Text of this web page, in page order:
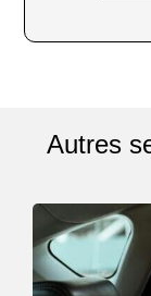
Autres